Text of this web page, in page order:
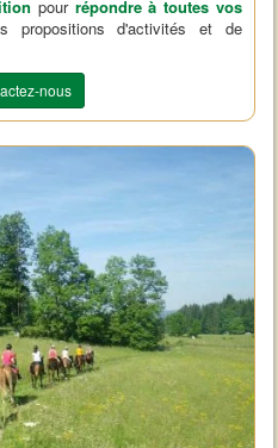
pour répondre à toutes vos
propositions d'activités et de
nous